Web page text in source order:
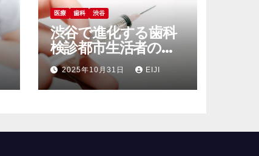
医療 歯科 渋谷
渋谷で進化する歯科
検診都市生活者のた
めの健康と美容を支
える最先端医療サー
ビス
2025年10月31日 EIJI